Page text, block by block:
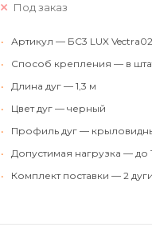
Под заказ
•
Артикул — БС3 LUX
•
Способ крепления — в
•
Длина дуг — 1,3 м
•
Цвет дуг — черный
•
Профиль дуг —
•
Допустимая нагрузка — до
•
Комплект поставки — 2